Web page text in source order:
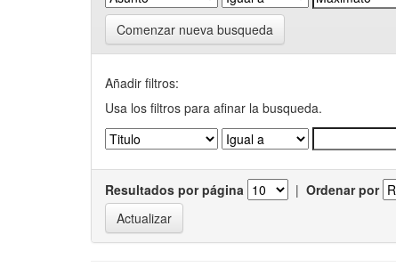
Comenzar nueva busqueda
Añadir filtros:
Usa los filtros para afinar la busqueda.
Resultados por página | Ordenar por